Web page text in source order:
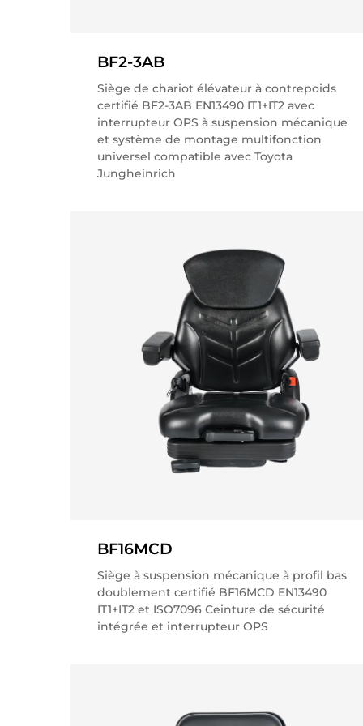
BF2-3AB
Siège de chariot élévateur à contrepoids
certifié BF2-3AB EN13490 IT1+IT2 avec
interrupteur OPS à suspension mécanique
et système de montage multifonction
universel compatible avec Toyota
Jungheinrich
BF16MCD
Siège à suspension mécanique à profil bas
doublement certifié BF16MCD EN13490
IT1+IT2 et ISO7096 Ceinture de sécurité
intégrée et interrupteur OPS